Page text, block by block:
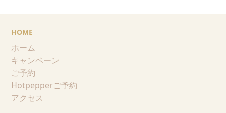
HOME
ホーム
キャンペーン
ご予約
Hotpepperご予約
アクセス